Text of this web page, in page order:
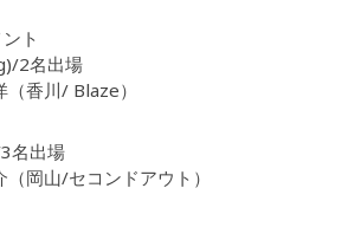
ト
2名出場
川/ Blaze）
名出場
山/セコンドアウト）